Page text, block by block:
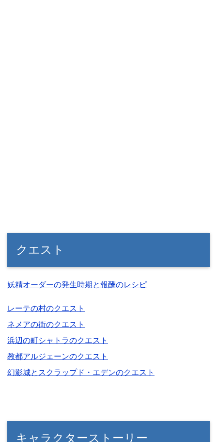
クエスト
妖精オーダーの発生時期と報酬のレシピ
レーテの村のクエスト
ネメアの街のクエスト
浜辺の町シャトラのクエスト
教都アルジェーンのクエスト
幻影城とスクラップド・エデンのクエスト
キャラクターストーリー